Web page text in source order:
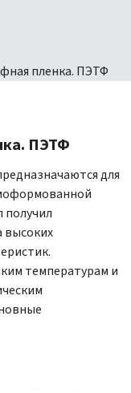
ПЭТФ
для
получил
высоких
температурам и